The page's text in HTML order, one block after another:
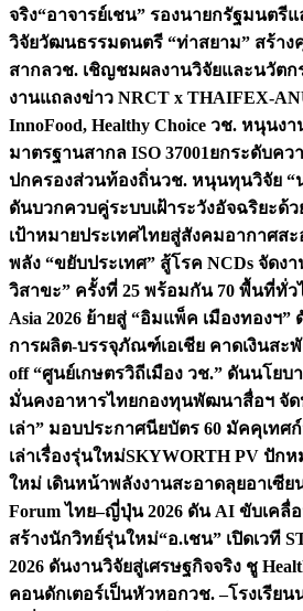
จริง“อาจารย์เชน” รองนายกรัฐมนตรี
วิจัยวัฒนธรรมดนตรี “ท่าสยาม” สร้า
สากลวช. เชิญชมผลงานวิจัยและนวัต
งานแถลงข่าว NRCT x THAIFEX-
InnoFood, Healthy Choice วช. หนุนงา
มาตรฐานสากล ISO 37001ยกระดับคว
ปกครองส่วนท้องถิ่นวช. หนุนทุนวิจัย “
ดันบวกควบคู่ระบบเฝ้าระวังอัจฉริยะด้
เป้าหมายประเทศไทยสู่สังคมอากาศส
พลัง “ขยับประเทศ” สู้โรค NCDs จัดง
วิสาขะ” ครั้งที่ 25 พร้อมกัน 70 พื้นที่ทั่ว
Asia 2026 ย้ายสู่ “อิมแพ็ค เมืองทองฯ
การผลิต-บรรจุภัณฑ์เอเชีย คาดเงินสะ
off “ศูนย์เกษตรวิถีเมือง วช.” ดันนโยบ
มั่นคงอาหารไทยกองทุนพัฒนาสื่อฯ จัด
เล่า” มอบประกาศนียบัตร 60 มัคคุเท
เล่าเรื่องรุ่นใหม่SKYWORTH PV ปัก
ใหม่ เดินหน้าพลังงานสะอาดลุยอาเซีย
Forum ไทย–ญี่ปุ่น 2026 ดัน AI ขับเค
สร้างนักวิทย์รุ่นใหม่“อ.เชน” เปิดเวที
2026 ดันงานวิจัยสู่เศรษฐกิจจริง ชู
คอนดักเตอร์เป็นหัวหอกวช. –โรงเรีย